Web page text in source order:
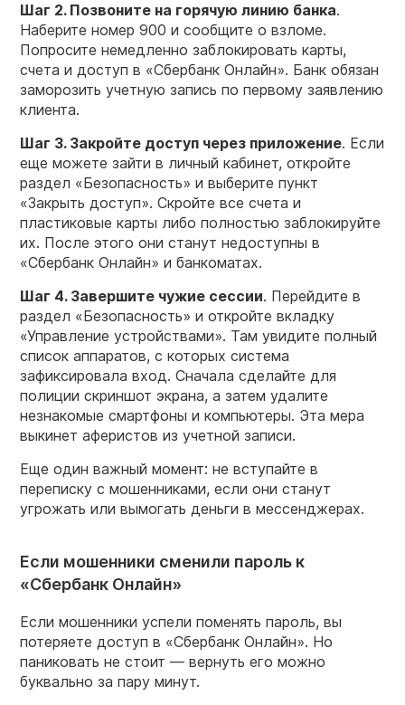
Шаг 2. Позвоните на горячую линию банка.
Наберите номер 900 и сообщите о взломе.
Попросите немедленно заблокировать карты,
счета и доступ в «Сбербанк Онлайн». Банк обязан
заморозить учетную запись по первому заявлению
клиента.
Шаг 3. Закройте доступ через приложение. Если
еще можете зайти в личный кабинет, откройте
раздел «Безопасность» и выберите пункт
«Закрыть доступ». Скройте все счета и
пластиковые карты либо полностью заблокируйте
их. После этого они станут недоступны в
«Сбербанк Онлайн» и банкоматах.
Шаг 4. Завершите чужие сессии. Перейдите в
раздел «Безопасность» и откройте вкладку
«Управление устройствами». Там увидите полный
список аппаратов, с которых система
зафиксировала вход. Сначала сделайте для
полиции скриншот экрана, а затем удалите
незнакомые смартфоны и компьютеры. Эта мера
выкинет аферистов из учетной записи.
Еще один важный момент: не вступайте в
переписку с мошенниками, если они станут
угрожать или вымогать деньги в мессенджерах.
Если мошенники сменили пароль к
«Сбербанк Онлайн»
Если мошенники успели поменять пароль, вы
потеряете доступ в «Сбербанк Онлайн». Но
паниковать не стоит — вернуть его можно
буквально за пару минут.